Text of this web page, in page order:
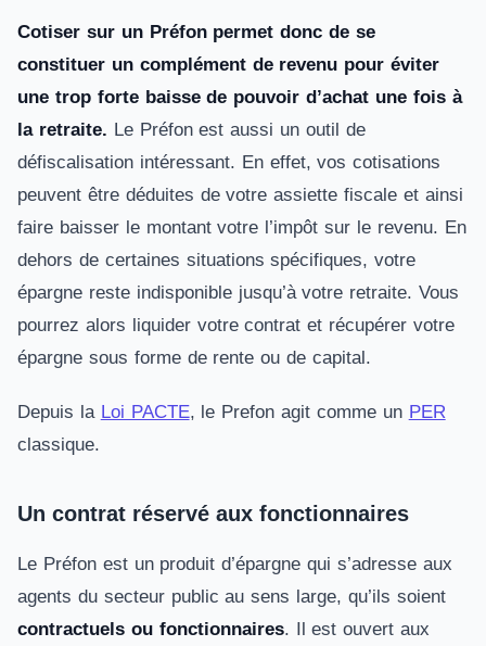
Cotiser sur un Préfon permet donc de se
constituer un complément de revenu pour éviter
une trop forte baisse de pouvoir d’achat une fois à
la retraite. Le Préfon est aussi un outil de
défiscalisation intéressant. En effet, vos cotisations
peuvent être déduites de votre assiette fiscale et ainsi
faire baisser le montant votre l’impôt sur le revenu. En
dehors de certaines situations spécifiques, votre
épargne reste indisponible jusqu’à votre retraite. Vous
pourrez alors liquider votre contrat et récupérer votre
épargne sous forme de rente ou de capital.
Depuis la Loi PACTE, le Prefon agit comme un PER
classique.
Un contrat réservé aux fonctionnaires
Le Préfon est un produit d’épargne qui s’adresse aux
agents du secteur public au sens large, qu’ils soient
contractuels ou fonctionnaires. Il est ouvert aux